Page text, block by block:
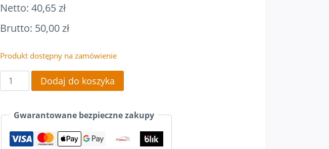
Netto: 40,65zł
Brutto: 50,00zł
Produkt dostępny na zamówienie
ilość
Filiżanka
BA09
Dodaj do koszyka
Gwarantowane bezpieczne zakupy